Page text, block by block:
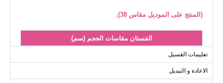
(المنتج على الموديل مقاس 38).
الفستان مقاسات الحجم (سم)
الحجم
40
100
138
تعليمات الغسيل
الاعادة و التبديل